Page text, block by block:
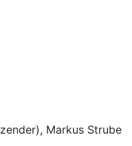
Markus Strube